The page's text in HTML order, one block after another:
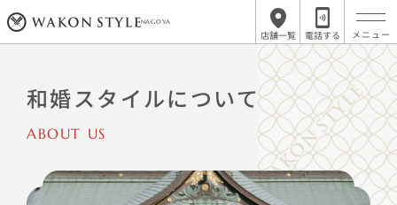
NAGOYA
店舗一覧 電話する
和婚スタイルについて
ABOUT US